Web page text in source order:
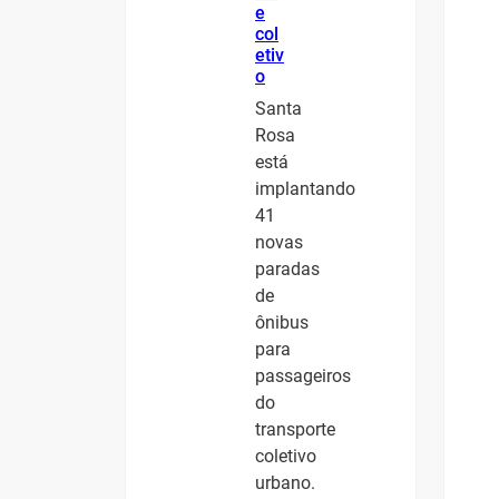
e
col
etiv
o
Santa
Rosa
está
implantando
41
novas
paradas
de
ônibus
para
passageiros
do
transporte
coletivo
urbano.